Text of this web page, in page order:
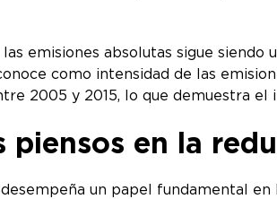
emisiones absolutas sigue
como intensidad de las
2005 y 2015, lo que demuestra el
piensos en la
un papel fundamental